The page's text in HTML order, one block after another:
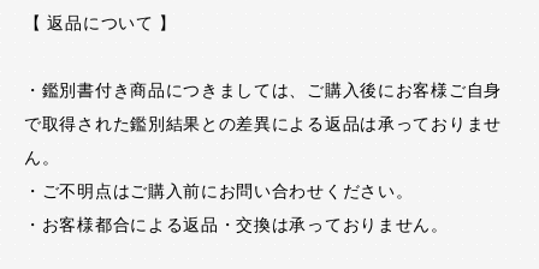
【 返品について 】
・鑑別書付き商品につきましては、ご購入後にお客様ご自身
で取得された鑑別結果との差異による返品は承っておりませ
ん。
・ご不明点はご購入前にお問い合わせください。
・お客様都合による返品・交換は承っておりません。